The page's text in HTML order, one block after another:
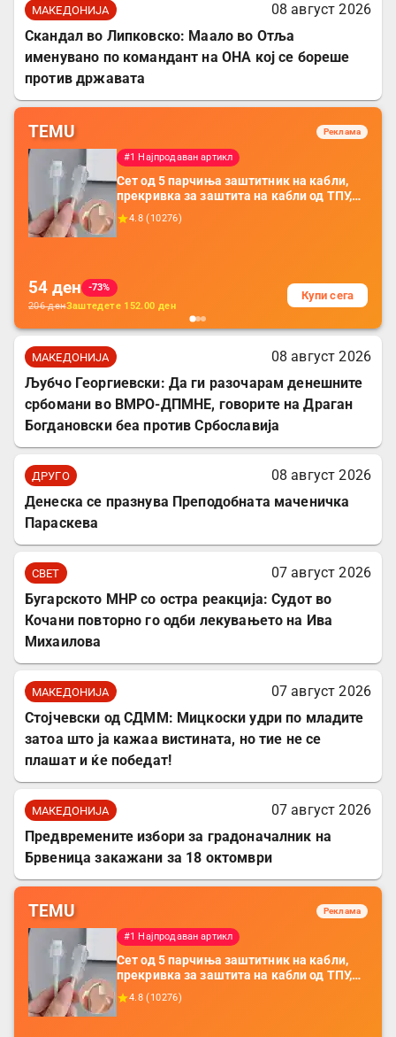
МАКЕДОНИЈА
08 август 2026
Скандал во Липковско: Маало во Отља
именувано по командант на ОНА кој се бореше
против државата
TEMU Реклама
#1 Најпродаван артикл
Сет од 5 парчиња заштитник на кабли,
прекривка за заштита на кабли од ТПУ,
додатоци за заштита на кабли, без
батерија, за мобилни телефони, комплет
4.8 ( 10276)
54 ден
-73%
206денЗаштедете 152.00 ден
Купи сега
МАКЕДОНИЈА
08 август 2026
Љубчо Георгиевски: Да ги разочарам денешните
србомани во ВМРО-ДПМНЕ, говорите на Драган
Богдановски беа против Србославија
ДРУГО
08 август 2026
Денеска се празнува Преподобната маченичка
Параскева
СВЕТ
07 август 2026
Бугарското МНР со остра реакција: Судот во
Кочани повторно го одби лекувањето на Ива
Михаилова
МАКЕДОНИЈА
07 август 2026
Стојчевски од СДММ: Мицкоски удри по младите
затоа што ја кажаа вистината, но тие не се
плашат и ќе победат!
МАКЕДОНИЈА
07 август 2026
Предвремените избори за градоначалник на
Брвеница закажани за 18 октомври
TEMU Реклама
#1 Најпродаван артикл
Сет од 5 парчиња заштитник на кабли,
прекривка за заштита на кабли од ТПУ,
додатоци за заштита на кабли, без
батерија, за мобилни телефони, комплет
4.8 ( 10276)